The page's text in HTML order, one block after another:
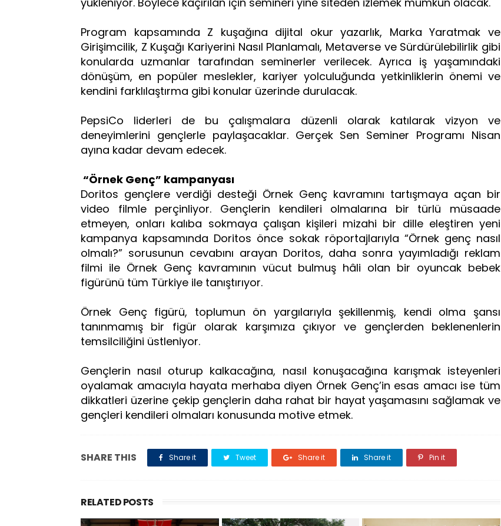
Program kapsamında Z kuşağına dijital okur yazarlık, Marka Yaratmak ve
Girişimcilik, Z Kuşağı Kariyerini Nasıl Planlamalı, Metaverse ve Sürdürülebilirlik gibi
konularda uzmanlar tarafından seminerler verilecek. Ayrıca iş yaşamındaki
dönüşüm, en popüler meslekler, kariyer yolculuğunda yetkinliklerin önemi ve
kendini farklılaştırma gibi konular üzerinde durulacak.
PepsiCo liderleri de bu çalışmalara düzenli olarak katılarak vizyon ve
deneyimlerini gençlerle paylaşacaklar. Gerçek Sen Seminer Programı Nisan
ayına kadar devam edecek.
“Örnek Genç” kampanyası
Doritos gençlere verdiği desteği Örnek Genç kavramını tartışmaya açan bir
video filmle perçinliyor. Gençlerin kendileri olmalarına bir türlü müsaade
etmeyen, onları kalıba sokmaya çalışan kişileri mizahi bir dille eleştiren yeni
kampanya kapsamında Doritos önce sokak röportajlarıyla “Örnek genç nasıl
olmalı?” sorusunun cevabını arayan Doritos, daha sonra yayımladığı reklam
filmi ile Örnek Genç kavramının vücut bulmuş hâli olan bir oyuncak bebek
figürünü tüm Türkiye ile tanıştırıyor.
Örnek Genç figürü, toplumun ön yargılarıyla şekillenmiş, kendi olma şansı
tanınmamış bir figür olarak karşımıza çıkıyor ve gençlerden beklenenlerin
temsilciliğini üstleniyor.
Gençlerin nasıl oturup kalkacağına, nasıl konuşacağına karışmak isteyenleri
oyalamak amacıyla hayata merhaba diyen Örnek Genç’in esas amacı ise tüm
dikkatleri üzerine çekip gençlerin daha rahat bir hayat yaşamasını sağlamak ve
gençleri kendileri olmaları konusunda motive etmek.
SHARE THIS Share it Tweet Share it Share it Pin it
RELATED POSTS